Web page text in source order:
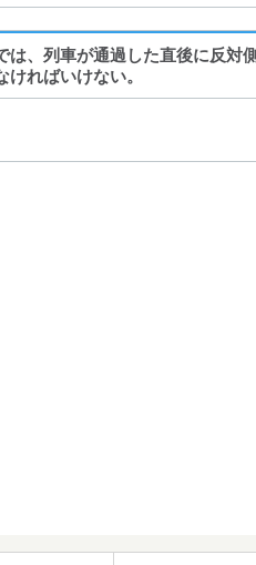
は、列車が通過した直後に反対
ければいけない。